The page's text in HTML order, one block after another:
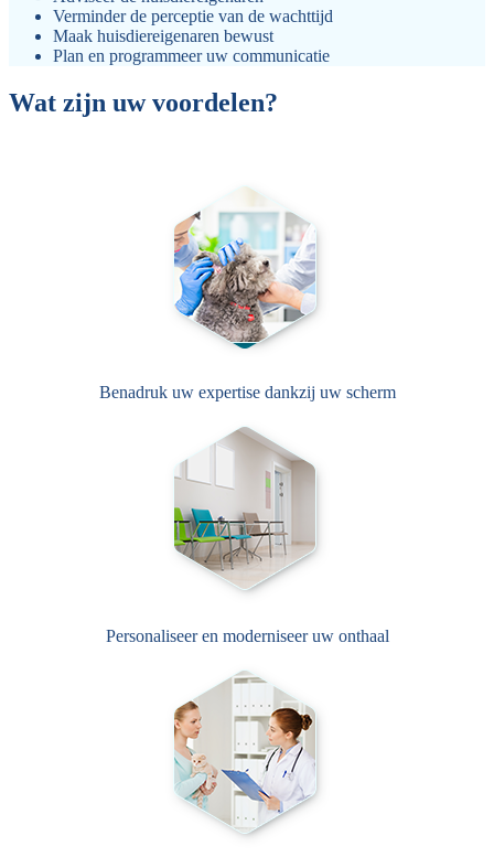
Verminder de perceptie van de wachttijd
Maak huisdiereigenaren bewust
Plan en programmeer uw communicatie
Wat zijn uw voordelen?
Benadruk uw expertise dankzij uw scherm
Personaliseer en moderniseer uw onthaal